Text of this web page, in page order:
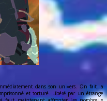
dans son univers. On fait la
et torturé. Libéré par un étrange